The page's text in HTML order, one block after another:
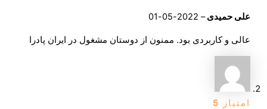
علی حمیدی–
2022-05-01
عالی و کاربردی بود. ممنون از دوستان مشغول در ایران پادرا
امتیاز
5